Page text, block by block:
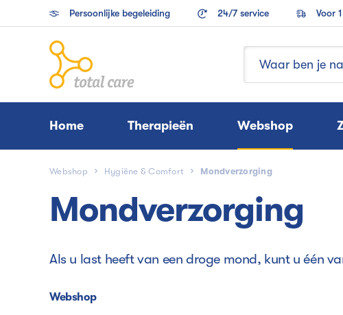
Persoonlijke begeleiding 24/7 service Voor
Home Therapieën Webshop
Webshop Hygiëne & Comfort Mondverzorging
Mondverzorging
Als u last heeft van een droge mond, kunt u één
Webshop